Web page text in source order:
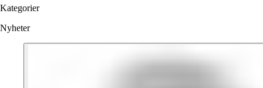
Kategorier
Nyheter